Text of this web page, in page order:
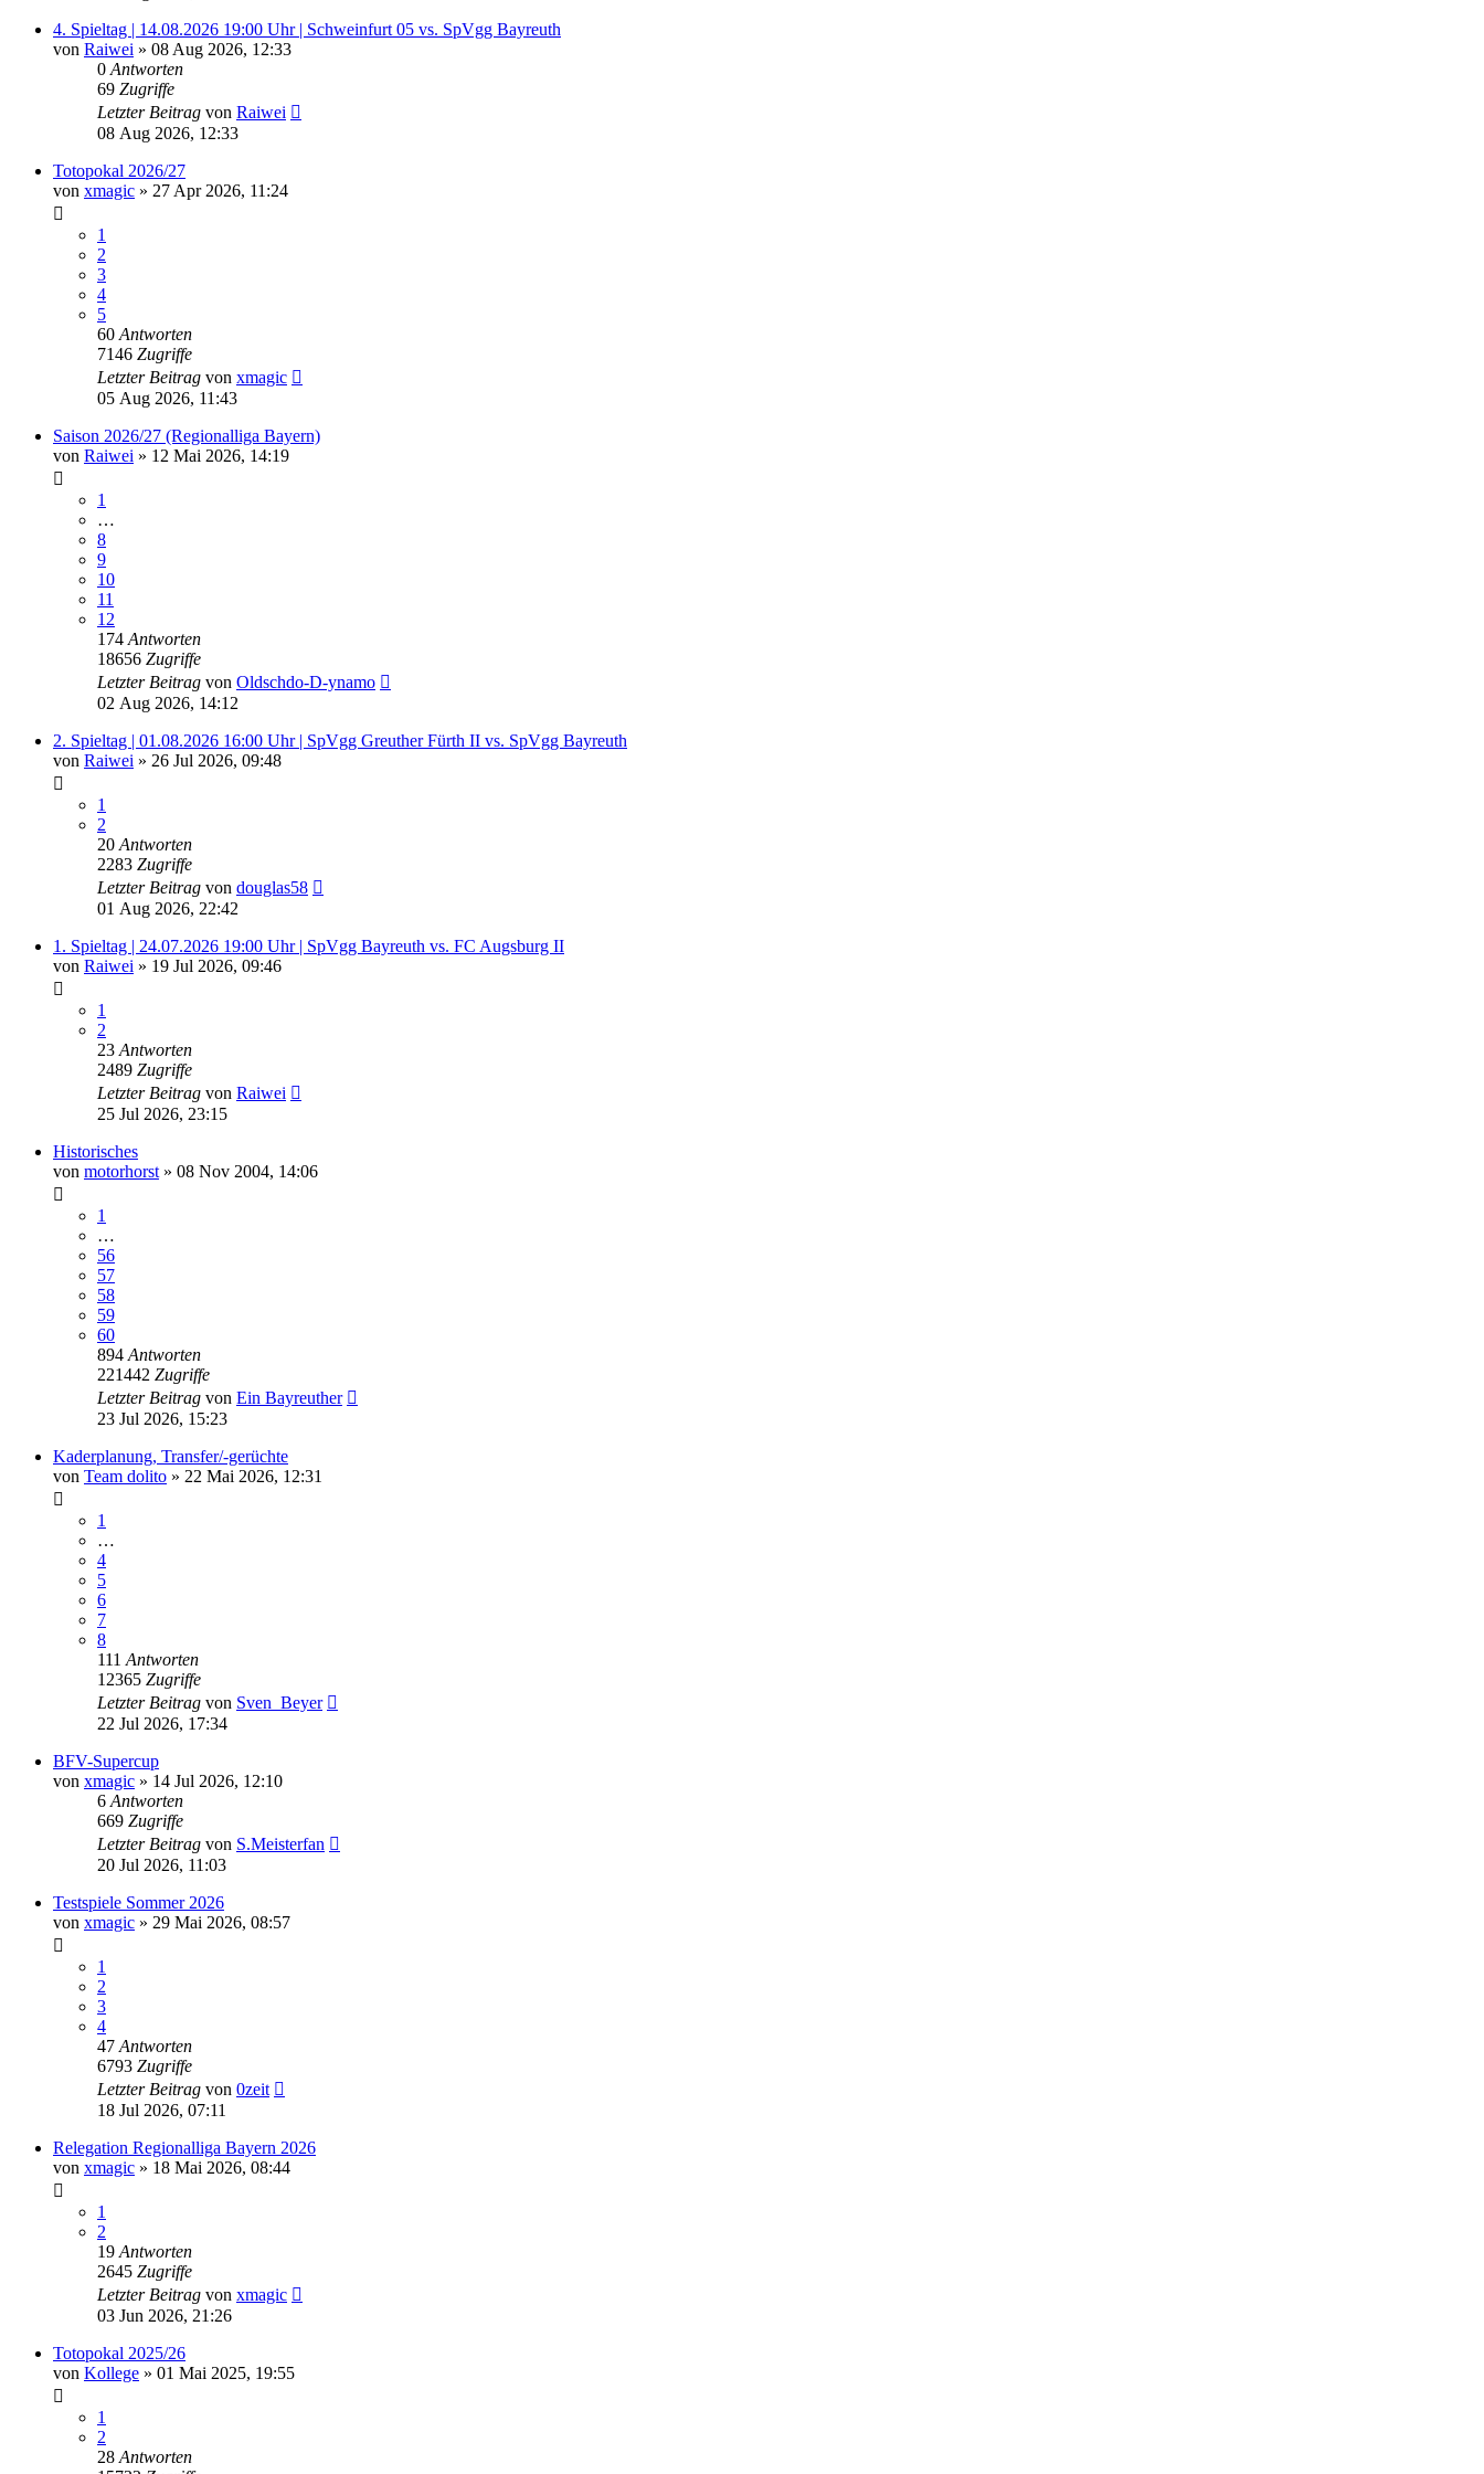
4. Spieltag | 14.08.2026 19:00 Uhr | Schweinfurt 05 vs. SpVgg Bayreuth
von Raiwei » 08 Aug 2026, 12:33
0 Antworten
69 Zugriffe
Letzter Beitrag von Raiwei
08 Aug 2026, 12:33
Totopokal 2026/27
von xmagic » 27 Apr 2026, 11:24
1
2
3
4
5
60 Antworten
7146 Zugriffe
Letzter Beitrag von xmagic
05 Aug 2026, 11:43
Saison 2026/27 (Regionalliga Bayern)
von Raiwei » 12 Mai 2026, 14:19
1
…
8
9
10
11
12
174 Antworten
18656 Zugriffe
Letzter Beitrag von Oldschdo-D-ynamo
02 Aug 2026, 14:12
2. Spieltag | 01.08.2026 16:00 Uhr | SpVgg Greuther Fürth II vs. SpVgg Bayreuth
von Raiwei » 26 Jul 2026, 09:48
1
2
20 Antworten
2283 Zugriffe
Letzter Beitrag von douglas58
01 Aug 2026, 22:42
1. Spieltag | 24.07.2026 19:00 Uhr | SpVgg Bayreuth vs. FC Augsburg II
von Raiwei » 19 Jul 2026, 09:46
1
2
23 Antworten
2489 Zugriffe
Letzter Beitrag von Raiwei
25 Jul 2026, 23:15
Historisches
von motorhorst » 08 Nov 2004, 14:06
1
…
56
57
58
59
60
894 Antworten
221442 Zugriffe
Letzter Beitrag von Ein Bayreuther
23 Jul 2026, 15:23
Kaderplanung, Transfer/-gerüchte
von Team dolito » 22 Mai 2026, 12:31
1
…
4
5
6
7
8
111 Antworten
12365 Zugriffe
Letzter Beitrag von Sven_Beyer
22 Jul 2026, 17:34
BFV-Supercup
von xmagic » 14 Jul 2026, 12:10
6 Antworten
669 Zugriffe
Letzter Beitrag von S.Meisterfan
20 Jul 2026, 11:03
Testspiele Sommer 2026
von xmagic » 29 Mai 2026, 08:57
1
2
3
4
47 Antworten
6793 Zugriffe
Letzter Beitrag von 0zeit
18 Jul 2026, 07:11
Relegation Regionalliga Bayern 2026
von xmagic » 18 Mai 2026, 08:44
1
2
19 Antworten
2645 Zugriffe
Letzter Beitrag von xmagic
03 Jun 2026, 21:26
Totopokal 2025/26
von Kollege » 01 Mai 2025, 19:55
1
2
28 Antworten